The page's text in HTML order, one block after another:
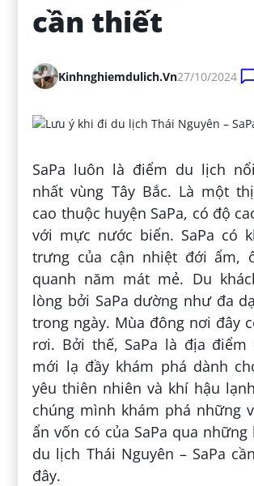
cần thiết
Kinhnghiemdulich.vn27/10/2024
SaPa luôn là điểm du lịch
nhất vùng Tây Bắc. Là một
cao thuộc huyện SaPa, có độ
với mực nước biển. SaPa có
trưng của cận nhiệt đới ẩm,
quanh năm mát mẻ. Du
lòng bởi SaPa dường như đa
trong ngày. Mùa đông nơi đây
rơi. Bởi thế, SaPa là địa điểm
mới lạ đầy khám phá dành
yêu thiên nhiên và khí hậu
chúng mình khám phá những
ẩn vốn có của SaPa qua
du lịch Thái Nguyên – SaPa
đây.